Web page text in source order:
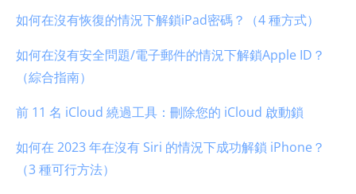
如何在沒有恢復的情況下解鎖iPad密碼？（4 種方式）
如何在沒有安全問題/電子郵件的情況下解鎖Apple ID？
（綜合指南）
前 11 名 iCloud 繞過工具：刪除您的 iCloud 啟動鎖
如何在 2023 年在沒有 Siri 的情況下成功解鎖 iPhone？
（3 種可行方法）